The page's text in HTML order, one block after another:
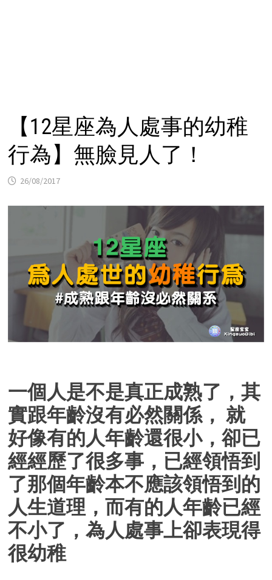
【12星座為人處事的幼稚
行為】無臉見人了！
26/08/2017
一個人是不是真正成熟了，其
實跟年齡沒有必然關係， 就
好像有的人年齡還很小，卻已
經經歷了很多事，已經領悟到
了那個年齡本不應該領悟到的
人生道理，而有的人年齡已經
不小了，為人處事上卻表現得
很幼稚